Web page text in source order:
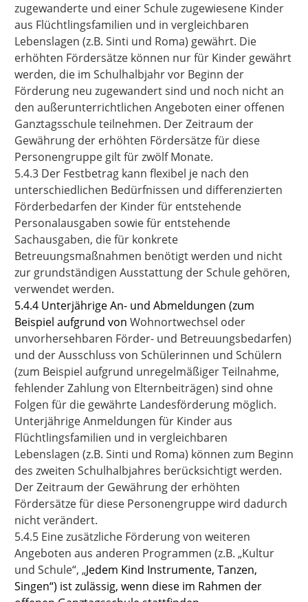
zugewanderte und einer Schule zugewiesene Kinder
aus Flüchtlingsfamilien und in vergleichbaren
Lebenslagen (z.B. Sinti und Roma) gewährt. Die
erhöhten Fördersätze können nur für Kinder gewährt
werden, die im Schulhalbjahr vor Beginn der
Förderung neu zugewandert sind und noch nicht an
den außerunterrichtlichen Angeboten einer offenen
Ganztagsschule teilnehmen. Der Zeitraum der
Gewährung der erhöhten Fördersätze für diese
Personengruppe gilt für zwölf Monate.
5.4.3 Der Festbetrag kann flexibel je nach den
unterschiedlichen Bedürfnissen und differenzierten
Förderbedarfen der Kinder für entstehende
Personalausgaben sowie für entstehende
Sachausgaben, die für konkrete
Betreuungsmaßnahmen benötigt werden und nicht
zur grundständigen Ausstattung der Schule gehören,
verwendet werden.
5.4.4 Unterjährige An- und Abmeldungen (zum
Beispiel aufgrund von Wohnortwechsel oder
unvorhersehbaren Förder- und Betreuungsbedarfen)
und der Ausschluss von Schülerinnen und Schülern
(zum Beispiel aufgrund unregelmäßiger Teilnahme,
fehlender Zahlung von Elternbeiträgen) sind ohne
Folgen für die gewährte Landesförderung möglich.
Unterjährige Anmeldungen für Kinder aus
Flüchtlingsfamilien und in vergleichbaren
Lebenslagen (z.B. Sinti und Roma) können zum Beginn
des zweiten Schulhalbjahres berücksichtigt werden.
Der Zeitraum der Gewährung der erhöhten
Fördersätze für diese Personengruppe wird dadurch
nicht verändert.
5.4.5 Eine zusätzliche Förderung von weiteren
Angeboten aus anderen Programmen (z.B. „Kultur
und Schule“, „Jedem Kind Instrumente, Tanzen,
Singen“) ist zulässig, wenn diese im Rahmen der